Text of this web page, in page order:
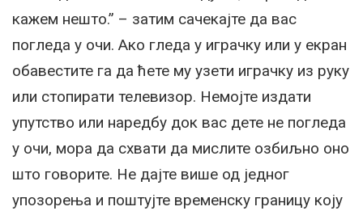
кажем нешто.” – затим сачекајте да вас
погледа у очи. Ако гледа у играчку или у екран
обавестите га да ћете му узети играчку из руку
или стопирати телевизор. Немојте издати
упутство или наредбу док вас дете не погледа
у очи, мора да схвати да мислите озбиљно оно
што говорите. Не дајте више од једног
упозорења и поштујте временску границу коју